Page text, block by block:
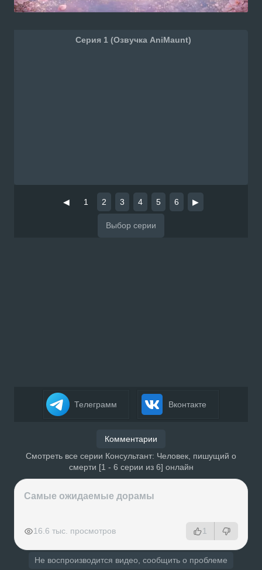
Серия 1 (Озвучка AniMaunt)
◀ 1 2 3 4 5 6 ▶
Телеграмм Вконтакте
Комментарии
Смотреть все серии Консультант: Человек, пишущий о
смерти [1 - 6 серии из 6] онлайн
Самые ожидаемые дорамы
16.6 тыс. просмотров 1
Не воспроизводится видео, сообщить о проблеме